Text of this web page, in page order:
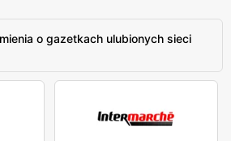
o gazetkach ulubionych sieci